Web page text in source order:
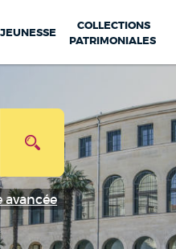
JEUNESSE
COLLECTIONS
PATRIMONIALES
avancée